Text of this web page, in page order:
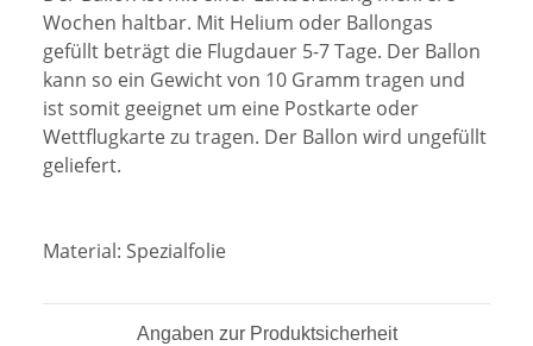
Wochen haltbar. Mit Helium oder Ballongas
gefüllt beträgt die Flugdauer 5-7 Tage. Der Ballon
kann so ein Gewicht von 10 Gramm tragen und
ist somit geeignet um eine Postkarte oder
Wettflugkarte zu tragen. Der Ballon wird ungefüllt
geliefert.
Material: Spezialfolie
Angaben zur Produktsicherheit